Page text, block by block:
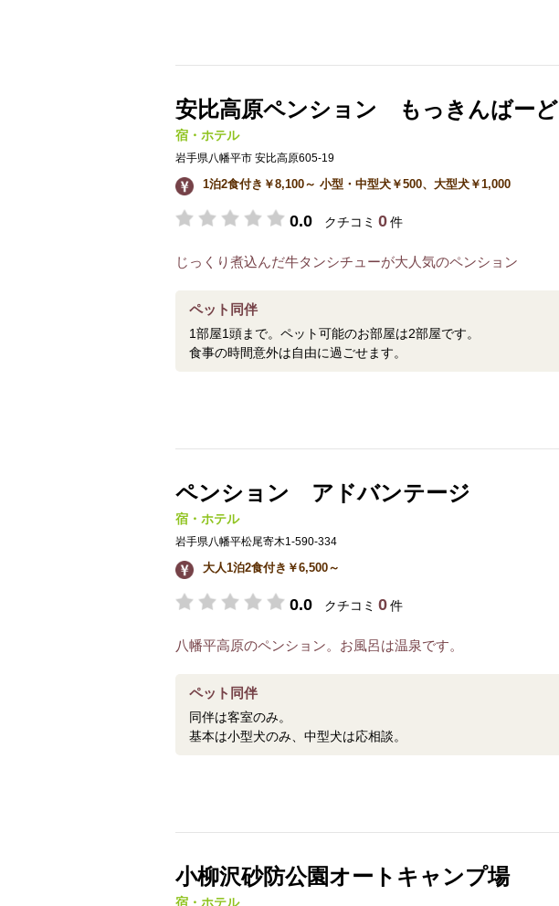
安比高原ペンション もっきんばーど
宿・ホテル
岩手県八幡平市 安比高原605-19
1泊2食付き￥8,100～ 小型・中型犬￥500、大型犬￥1,000
0.0 クチコミ 0件
じっくり煮込んだ牛タンシチューが大人気のペンション
ペット同伴
1部屋1頭まで。ペット可能のお部屋は2部屋です。
食事の時間意外は自由に過ごせます。
ペンション アドバンテージ
宿・ホテル
岩手県八幡平松尾寄木1-590-334
大人1泊2食付き￥6,500～
0.0 クチコミ 0件
八幡平高原のペンション。お風呂は温泉です。
ペット同伴
同伴は客室のみ。
基本は小型犬のみ、中型犬は応相談。
小柳沢砂防公園オートキャンプ場
宿・ホテル